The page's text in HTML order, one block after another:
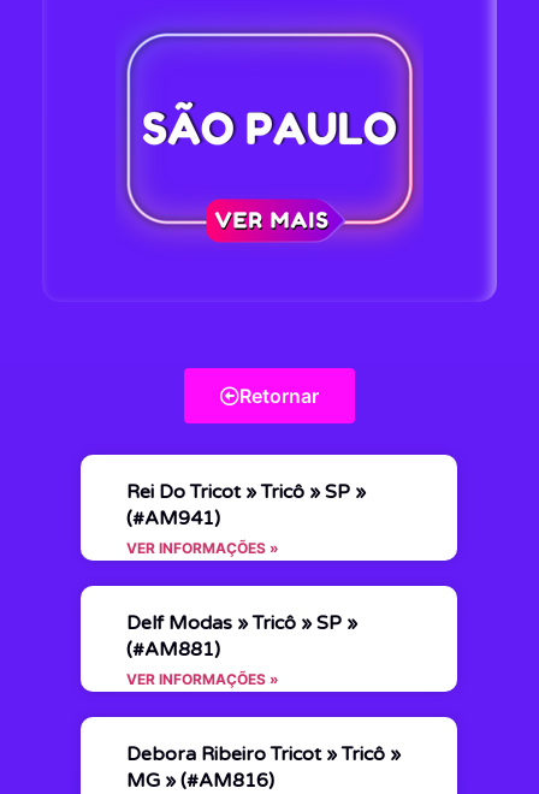
Retornar
Rei Do Tricot » Tricô » SP »
(#AM941)
VER INFORMAÇÕES »
Delf Modas » Tricô » SP »
(#AM881)
VER INFORMAÇÕES »
Debora Ribeiro Tricot » Tricô »
MG » (#AM816)